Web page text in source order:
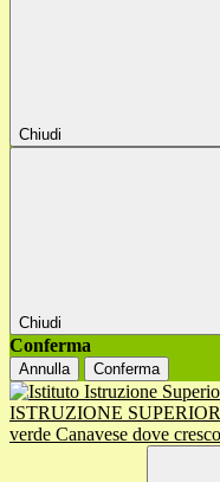
Chiudi
Chiudi
Conferma
Annulla Conferma
ISTRUZIONE
verde Canavese dove